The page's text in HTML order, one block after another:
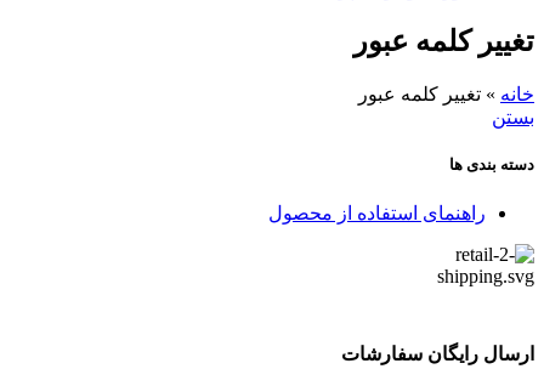
تغییر کلمه عبور
خانه » تغییر کلمه عبور
بستن
دسته بندی ها
راهنمای استفاده از محصول
ارسال رایگان سفارشات